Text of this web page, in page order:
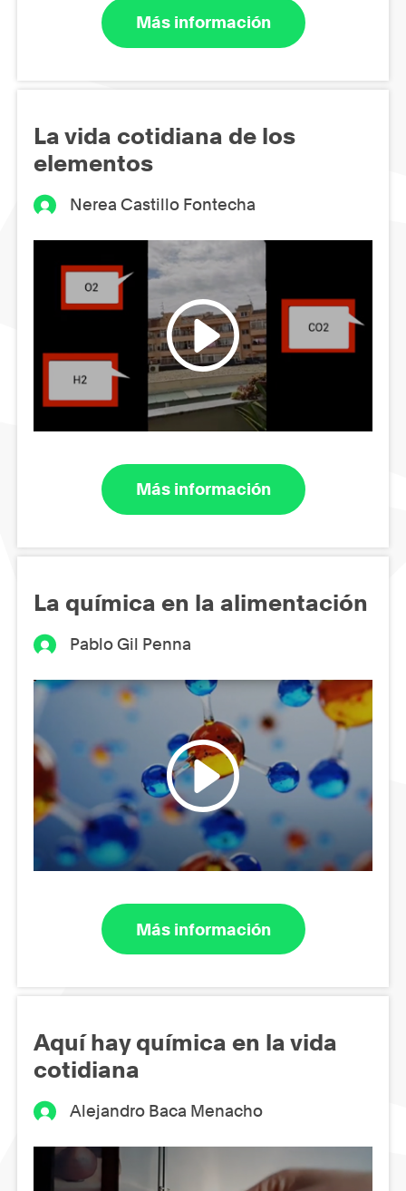
Más información
La vida cotidiana de los
elementos
Nerea Castillo Fontecha
Más información
La química en la alimentación
Pablo Gil Penna
Más información
Aquí hay química en la vida
cotidiana
Alejandro Baca Menacho